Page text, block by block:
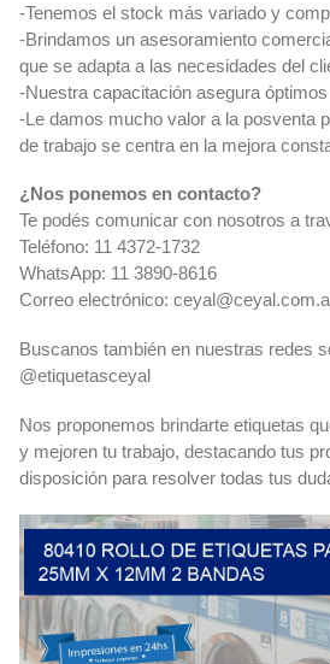
-Tenemos el stock más variado y
-Brindamos un asesoramiento
que se adapta a las necesidades del
-Nuestra capacitación asegura
-Le damos mucho valor a la posventa
de trabajo se centra en la mejora
¿Nos ponemos en contacto?
Te podés comunicar con nosotros a
Teléfono: 11 4372-1732
WhatsApp: 11 3890-8616
Correo electrónico:
Buscanos también en nuestras redes
@etiquetasceyal
Nos proponemos brindarte etiquetas
y mejoren tu trabajo, destacando tus
disposición para resolver todas tus